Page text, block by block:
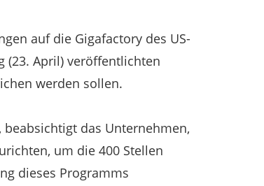
auf die Gigafactory des US-
(23. April) veröffentlichten
werden sollen.
das Unternehmen,
um die 400 Stellen
dieses Programms